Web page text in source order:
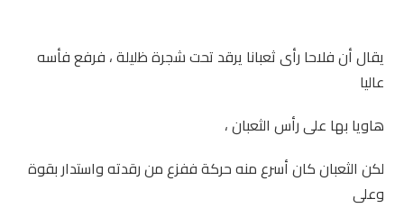
يقال أن فلاحا رأى ثعبانا يرقد تحت شجرة ظليلة ، فرفع فأسه
عاليا
هاويا بها على رأس الثعبان ،
لكن الثعبان كان أسرع منه حركة ففزع من رقدته واستدار بقوة
وعلى